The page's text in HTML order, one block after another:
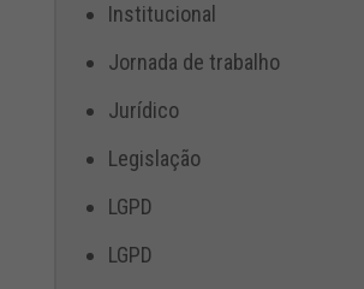
Institucional
Jornada de trabalho
Jurídico
Legislação
LGPD
LGPD